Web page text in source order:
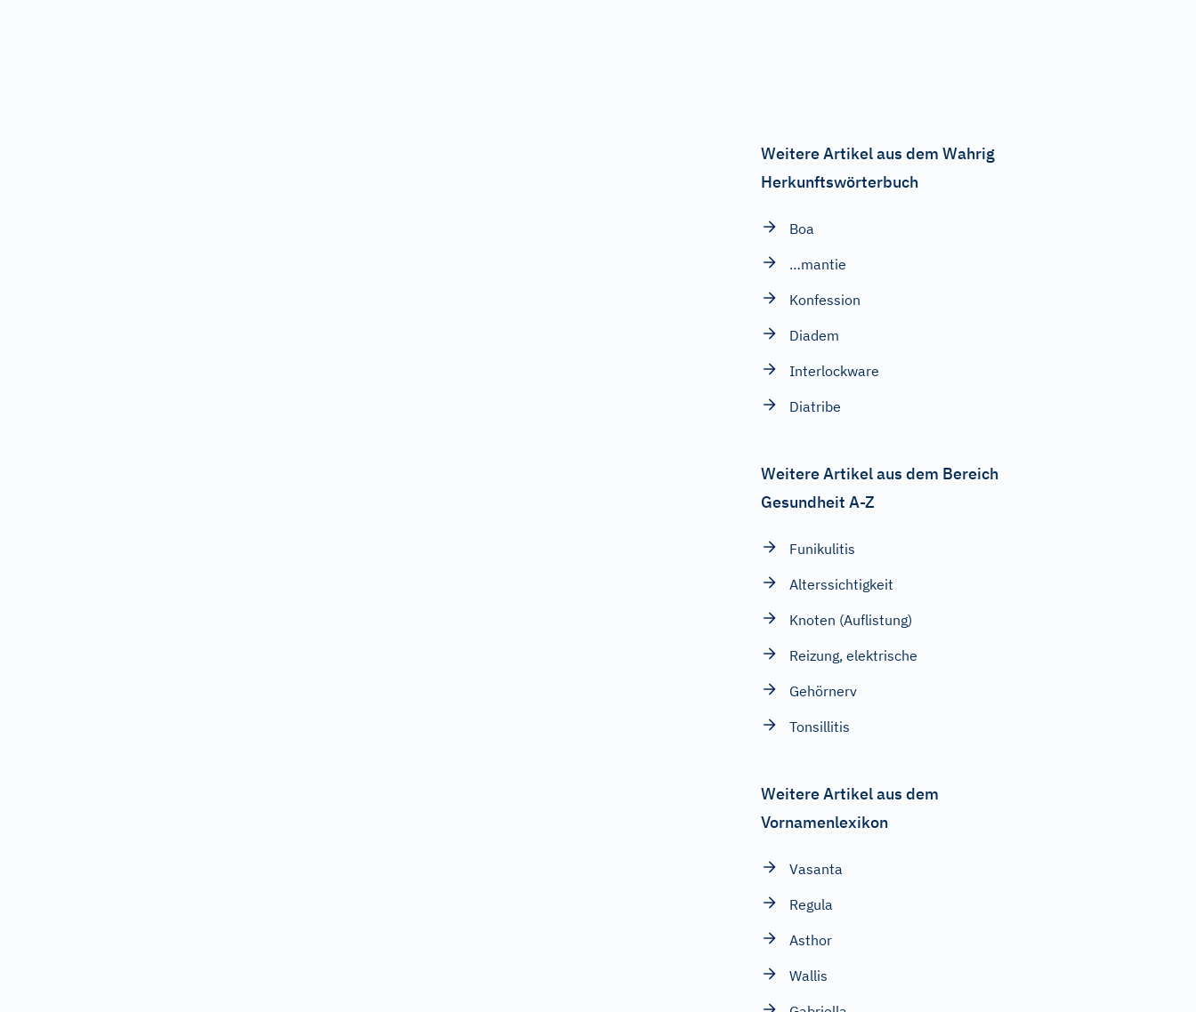
Weitere Artikel aus dem Wahrig
Herkunftswörterbuch
Boa
…mantie
Konfession
Diadem
Interlockware
Diatribe
Weitere Artikel aus dem Bereich
Gesundheit A-Z
Funikulitis
Alterssichtigkeit
Knoten (Auflistung)
Reizung, elektrische
Gehörnerv
Tonsillitis
Weitere Artikel aus dem
Vornamenlexikon
Vasanta
Regula
Asthor
Wallis